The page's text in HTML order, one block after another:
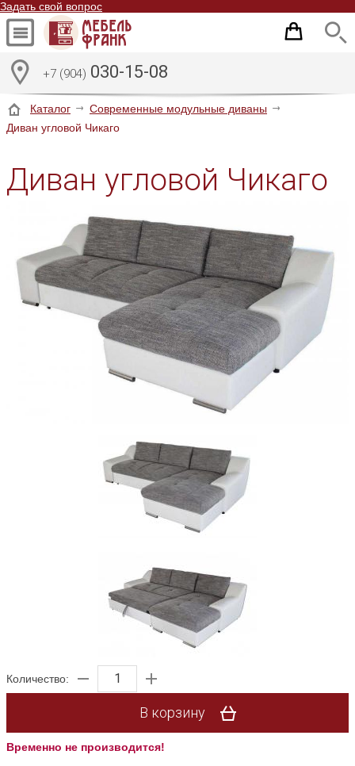
Задать свой вопрос
+7 (904) 030-15-08
Каталог
Современные модульные диваны
Диван угловой Чикаго
Диван угловой Чикаго
Количество:
В корзину
Временно не производится!